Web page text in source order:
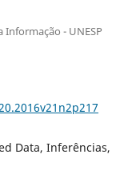
Informação - UNESP
Data, Inferências,